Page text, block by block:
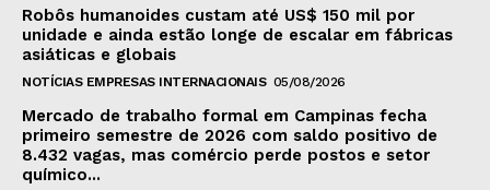
Robôs humanoides custam até US$ 150 mil por
unidade e ainda estão longe de escalar em fábricas
asiáticas e globais
NOTÍCIAS EMPRESAS INTERNACIONAIS 05/08/2026
Mercado de trabalho formal em Campinas fecha
primeiro semestre de 2026 com saldo positivo de
8.432 vagas, mas comércio perde postos e setor
químico...